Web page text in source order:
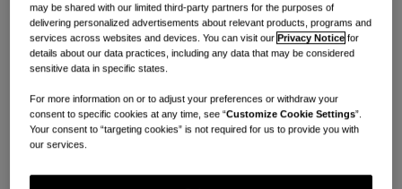
Quartal 2025
bekannt
may be shared with our limited third-party partners for the purposes of
delivering personalized advertisements about relevant products, programs and
services across websites and devices. You can visit ourPrivacy Notice for
details about our data practices, including any data that may be considered
sensitive data in specific states.
For more information on or to adjust your preferences or withdraw your
consent to specific cookies at any time, see “Customize Cookie Settings”.
Your consent to “targeting cookies” is not required for us to provide you with
our services.